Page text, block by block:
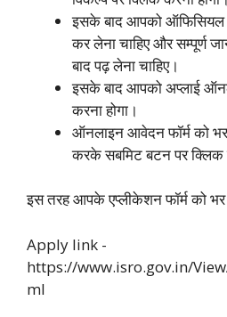
इसके बाद आपको ऑफिसियल
कर लेना चाहिए और सम्पूर्ण
बाद पढ़ लेना चाहिए।
इसके बाद आपको अप्लाई
करना होगा।
ऑनलाइन आवेदन फॉर्म को
करके सबमिट बटन पर
इस तरह आपके एप्लीकेशन फॉर्म को भर
Apply link -
https://www.isro.gov.in/
ml